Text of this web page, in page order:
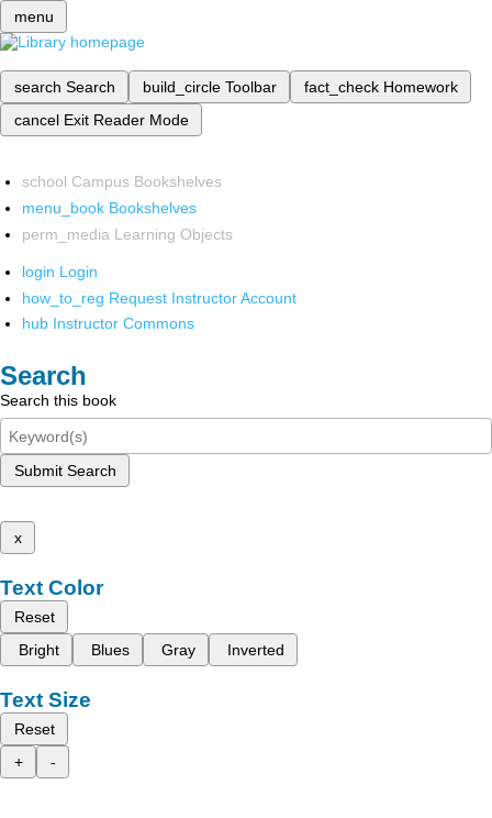
menu
search Search build_circle Toolbar fact_check Homework
cancel Exit Reader Mode
school Campus Bookshelves
menu_book Bookshelves
perm_media Learning Objects
login Login
how_to_reg Request Instructor Account
hub Instructor Commons
Search
Search this book
Submit Search
x
Text Color
Reset
Bright
Blues Gray Inverted
Text Size
Reset
+
-